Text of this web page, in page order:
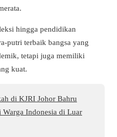
hingga pendidikan
putri terbaik bangsa yang
tetapi juga memiliki
kuat.
di KJRI Johor Bahru
Warga Indonesia di Luar